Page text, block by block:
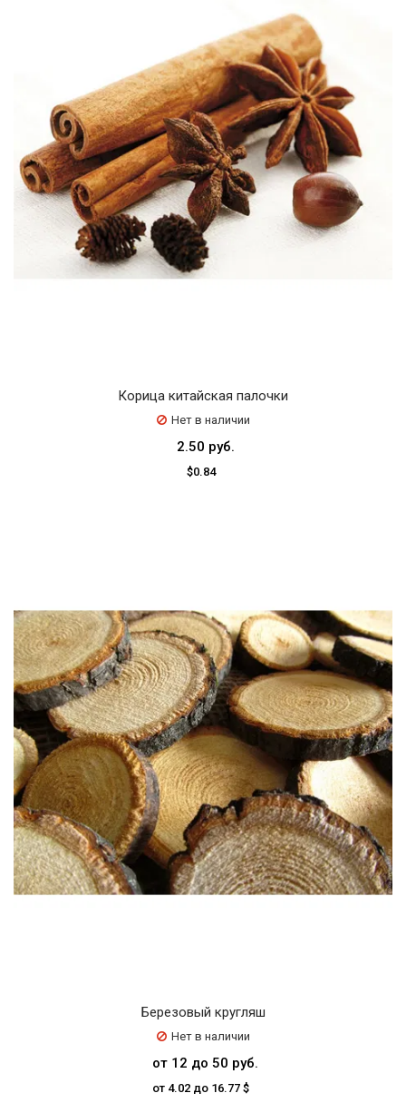
Корица китайская палочки
Нет в наличии
2.50 руб.
$0.84
Березовый кругляш
Нет в наличии
от 12 до 50 руб.
от 4.02 до 16.77 $